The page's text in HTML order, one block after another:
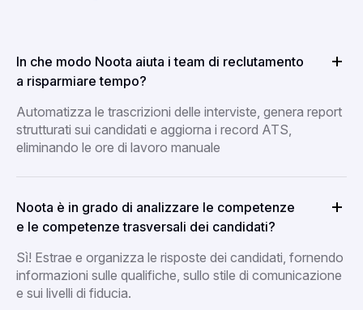
In che modo Noota aiuta i team di reclutamento
a risparmiare tempo?
Automatizza le trascrizioni delle interviste, genera report
strutturati sui candidati e aggiorna i record ATS,
eliminando le ore di lavoro manuale
Noota è in grado di analizzare le competenze
e le competenze trasversali dei candidati?
Sì! Estrae e organizza le risposte dei candidati, fornendo
informazioni sulle qualifiche, sullo stile di comunicazione
e sui livelli di fiducia.